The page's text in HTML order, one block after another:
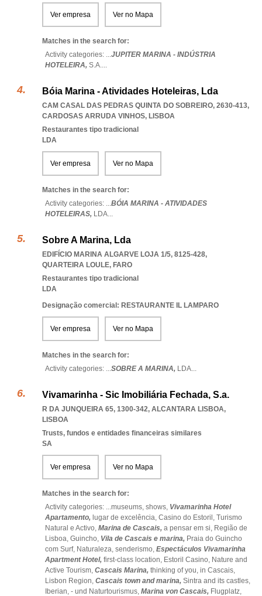
Ver empresa Ver no Mapa
Matches in the search for:
Activity categories: ...JUPITER MARINA - INDÚSTRIA
HOTELEIRA, S.A....
Bóia Marina - Atividades Hoteleiras, Lda
CAM CASAL DAS PEDRAS QUINTA DO SOBREIRO, 2630-413,
CARDOSAS ARRUDA VINHOS, LISBOA
Restaurantes tipo tradicional
LDA
Ver empresa Ver no Mapa
Matches in the search for:
Activity categories: ...BÓIA MARINA - ATIVIDADES
HOTELEIRAS, LDA...
Sobre A Marina, Lda
EDIFÍCIO MARINA ALGARVE LOJA 1/5, 8125-428,
QUARTEIRA LOULE, FARO
Restaurantes tipo tradicional
LDA
Designação comercial: RESTAURANTE IL LAMPARO
Ver empresa Ver no Mapa
Matches in the search for:
Activity categories: ...SOBRE A MARINA, LDA...
Vivamarinha - Sic Imobiliária Fechada, S.a.
R DA JUNQUEIRA 65, 1300-342, ALCANTARA LISBOA,
LISBOA
Trusts, fundos e entidades financeiras similares
SA
Ver empresa Ver no Mapa
Matches in the search for:
Activity categories: ...museums, shows, Vivamarinha Hotel
Apartamento, lugar de excelência, Casino do Estoril, Turismo
Natural e Activo, Marina de Cascais, a pensar em si, Região de
Lisboa, Guincho, Vila de Cascais e marina, Praia do Guincho
com Surf, Naturaleza, senderismo, Espectáculos Vivamarinha
Apartment Hotel, first-class location, Estoril Casino, Nature and
Active Tourism, Cascais Marina, thinking of you, in Cascais,
Lisbon Region, Cascais town and marina, Sintra and its castles,
Iberian, - und Naturtourismus, Marina von Cascais, Flugplatz,